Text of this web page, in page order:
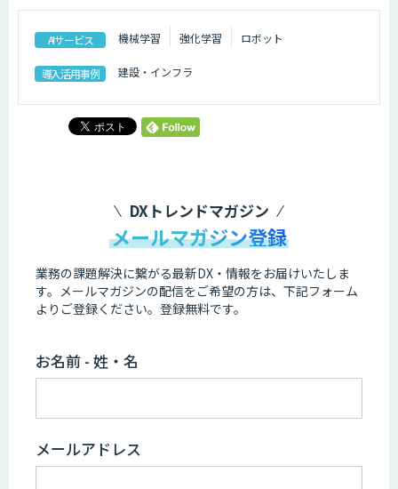
AIサービス 機械学習 強化学習 ロボット
導入活用事例 建設・インフラ
DXトレンドマガジン
メールマガジン登録
業務の課題解決に繋がる最新DX・情報をお届けいたしま
す。 メールマガジンの配信をご希望の方は、下記フォーム
よりご登録ください。登録無料です。
お名前 - 姓・名
メールアドレス